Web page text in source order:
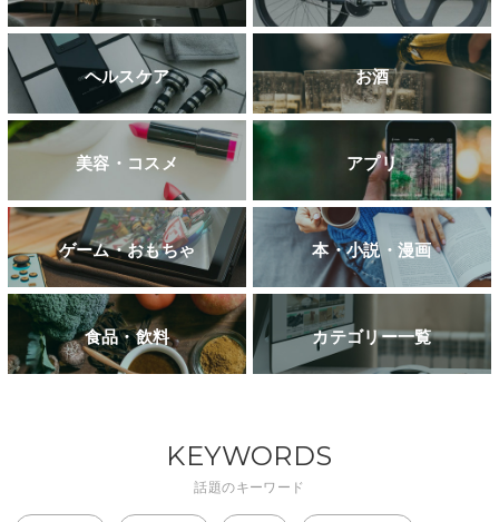
ヘルスケア お酒
美容・コスメ アプリ
ゲーム・おもちゃ 本・小説・漫画
食品・飲料 カテゴリー一覧
KEYWORDS
話題のキーワード